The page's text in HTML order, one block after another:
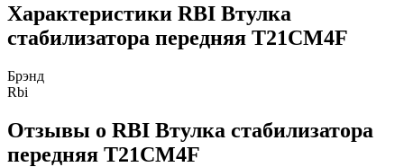
Характеристики RBI Втулка
стабилизатора передняя T21CM4F
Брэнд
Rbi
Отзывы о RBI Втулка стабилизатора
передняя T21CM4F